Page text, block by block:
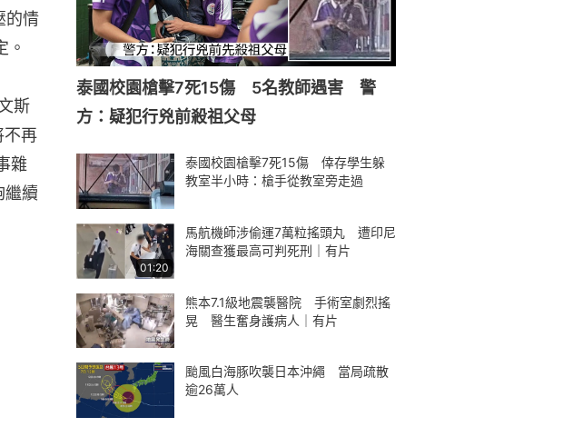
的情
。
斯
不再
雜
繼續
泰國校園槍擊7死15傷 5名教師遇害 警
方：疑犯行兇前殺祖父母
泰國校園槍擊7死15傷 倖存學生躲
教室半小時：槍手從教室旁走過
01:20
馬航機師涉偷運7萬粒搖頭丸 遭印尼
海關查獲最高可判死刑｜有片
熊本7.1級地震襲醫院 手術室劇烈搖
晃 醫生奮身護病人｜有片
颱風白海豚吹襲日本沖繩 當局疏散
逾26萬人